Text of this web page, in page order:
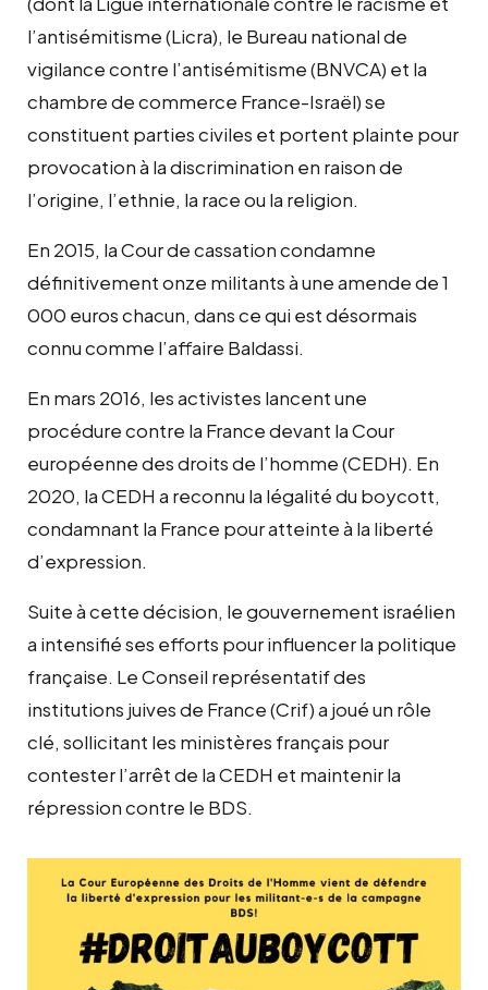
l’antisémitisme (Licra), le Bureau national de
vigilance contre l’antisémitisme (BNVCA) et la
chambre de commerce France-Israël) se
constituent parties civiles et portent plainte pour
provocation à la discrimination en raison de
l’origine, l’ethnie, la race ou la religion.
En 2015, la Cour de cassation condamne
définitivement onze militants à une amende de 1
000 euros chacun, dans ce qui est désormais
connu comme l’affaire Baldassi.
En mars 2016, les activistes lancent une
procédure contre la France devant la Cour
européenne des droits de l’homme (CEDH). En
2020, la CEDH a reconnu la légalité du boycott,
condamnant la France pour atteinte à la liberté
d’expression.
Suite à cette décision, le gouvernement israélien
a intensifié ses efforts pour influencer la politique
française. Le Conseil représentatif des
institutions juives de France (Crif) a joué un rôle
clé, sollicitant les ministères français pour
contester l’arrêt de la CEDH et maintenir la
répression contre le BDS.